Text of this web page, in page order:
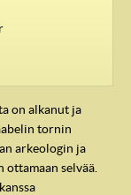
on alkanut ja
tornin
arkeologin ja
selvää.